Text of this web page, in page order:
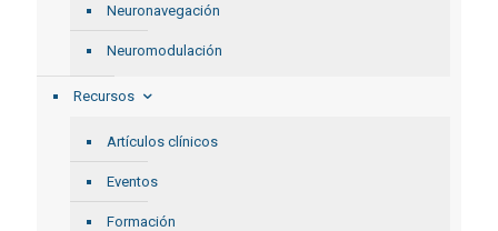
Neuronavegación
Neuromodulación
Recursos
Artículos clínicos
Eventos
Formación